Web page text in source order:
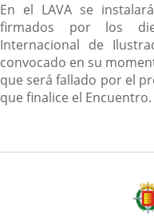
En el LAVA se
firmados por los
Internacional de
convocado en su
que será fallado por el
que finalice el Encuentro.